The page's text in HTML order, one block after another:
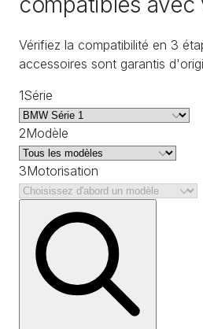
Vérifiez la compatibilité en 3
accessoires sont garantis
1Série
2Modèle
3Motorisation